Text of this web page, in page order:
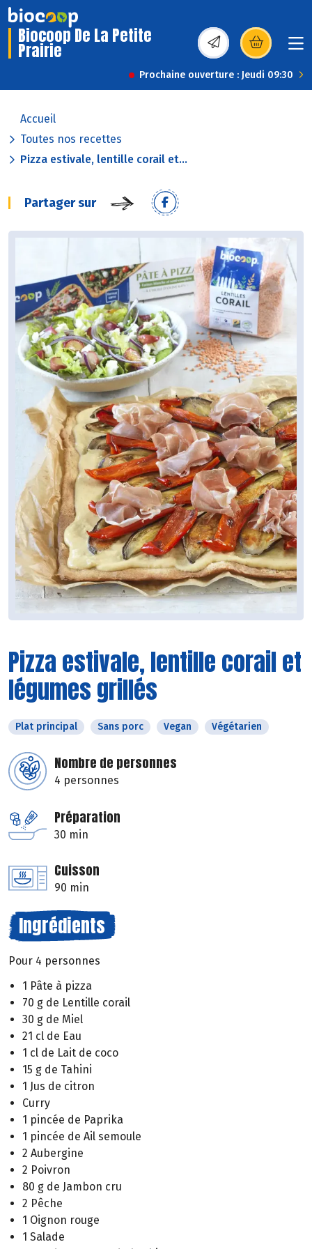
Biocoop De La Petite
Prairie (s’ouvre dans une
Prochaine ouverture : Jeudi 09:30
Accueil
Toutes nos recettes
Pizza estivale, lentille corail et...
Partager sur
Pizza estivale, lentille corail et
légumes grillés
Plat principal Sans porc Vegan Végétarien
Nombre de personnes
4 personnes
Préparation
30 min
Cuisson
90 min
Ingrédients
Pour 4 personnes
1 Pâte à pizza
70 g de Lentille corail
30 g de Miel
21 cl de Eau
1 cl de Lait de coco
15 g de Tahini
1 Jus de citron
Curry
1 pincée de Paprika
1 pincée de Ail semoule
2 Aubergine
2 Poivron
80 g de Jambon cru
2 Pêche
1 Oignon rouge
1 Salade